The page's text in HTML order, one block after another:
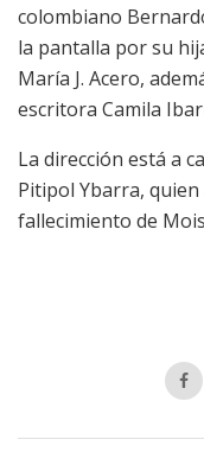
colombiano
la pantalla por su
María J. Acero,
escritora Camila
La dirección está a
Pitipol Ybarra,
fallecimiento de